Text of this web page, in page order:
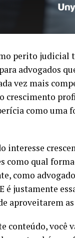
perito judicial
advogados
vez mais
crescimento
como uma
interesse
como qual
como
é justamente
aproveitarem
conteúdo, você